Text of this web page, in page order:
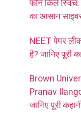
फोन किल स्विच:
का आसान
NEET पेपर
है? जानिए पूरी
Brown
Pranav
जानिए पूरी